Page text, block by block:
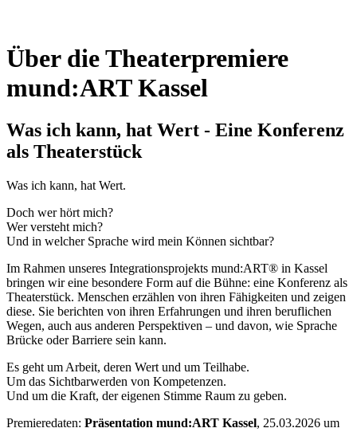
Über die Theaterpremiere
mund:ART Kassel
Was ich kann, hat Wert - Eine Konferenz
als Theaterstück
Was ich kann, hat Wert.
Doch wer hört mich?
Wer versteht mich?
Und in welcher Sprache wird mein Können sichtbar?
Im Rahmen unseres Integrationsprojekts mund:ART® in Kassel
bringen wir eine besondere Form auf die Bühne: eine Konferenz als
Theaterstück. Menschen erzählen von ihren Fähigkeiten und zeigen
diese. Sie berichten von ihren Erfahrungen und ihren beruflichen
Wegen, auch aus anderen Perspektiven – und davon, wie Sprache
Brücke oder Barriere sein kann.
Es geht um Arbeit, deren Wert und um Teilhabe.
Um das Sichtbarwerden von Kompetenzen.
Und um die Kraft, der eigenen Stimme Raum zu geben.
Premieredaten: Präsentation mund:ART Kassel, 25.03.2026 um